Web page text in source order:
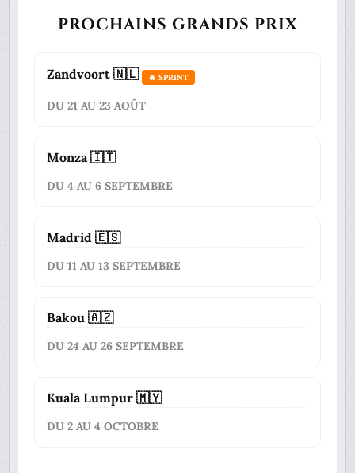
PROCHAINS GRANDS PRIX
Zandvoort 🇳🇱 🔥 SPRINT
DU 21 AU 23 AOÛT
Monza 🇮🇹
DU 4 AU 6 SEPTEMBRE
Madrid 🇪🇸
DU 11 AU 13 SEPTEMBRE
Bakou 🇦🇿
DU 24 AU 26 SEPTEMBRE
Kuala Lumpur 🇲🇾
DU 2 AU 4 OCTOBRE